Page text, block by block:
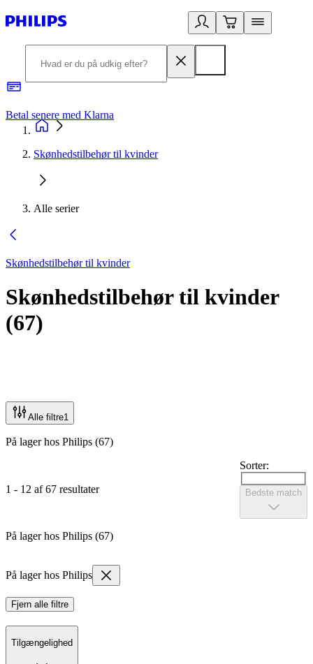
Betal senere med Klarna
Skønhedstilbehør til kvinder
Alle serier
Skønhedstilbehør til kvinder
Skønhedstilbehør til kvinder
(67)
Alle filtre1
På lager hos Philips (67)
1 - 12 af 67 resultater
Sorter:
Bedste match
På lager hos Philips (67)
På lager hos Philips
Fjern alle filtre
Tilgængelighed